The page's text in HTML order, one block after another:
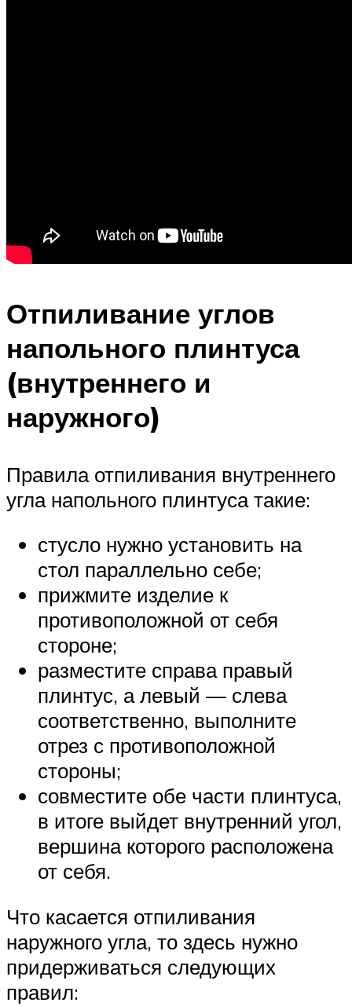
Отпиливание углов
напольного плинтуса
(внутреннего и
наружного)
Правила отпиливания внутреннего
угла напольного плинтуса такие:
стусло нужно установить на
стол параллельно себе;
прижмите изделие к
противоположной от себя
стороне;
разместите справа правый
плинтус, а левый — слева
соответственно, выполните
отрез с противоположной
стороны;
совместите обе части плинтуса,
в итоге выйдет внутренний угол,
вершина которого расположена
от себя.
Что касается отпиливания
наружного угла, то здесь нужно
придерживаться следующих
правил: